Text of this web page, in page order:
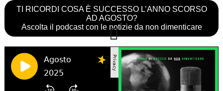
TI RICORDI COSA È SUCCESSO L’ANNO SCORSO
AD AGOSTO?
Ascolta il podcast con le notizie da non dimenticare